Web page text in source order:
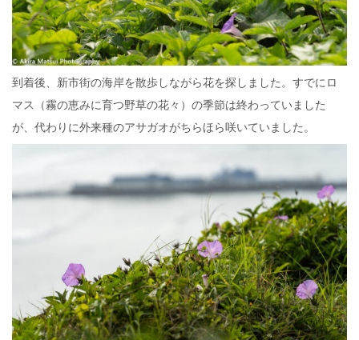
到着後、新市街の海岸を散歩しながら花を探しました。すでにロ
マス（霧の恵みに育つ野草の花々）の季節は終わっていました
が、代わりに外来種のアサガオがちらほら咲いていました。